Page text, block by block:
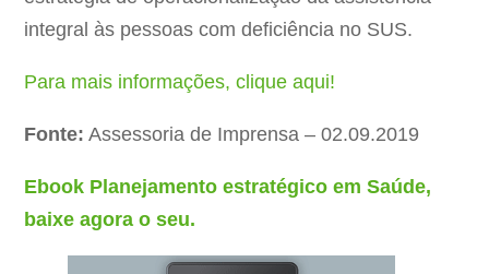
integral às pessoas com deficiência no SUS.
Para mais informações, clique aqui!
Fonte: Assessoria de Imprensa – 02.09.2019
Ebook Planejamento estratégico em Saúde,
baixe agora o seu.